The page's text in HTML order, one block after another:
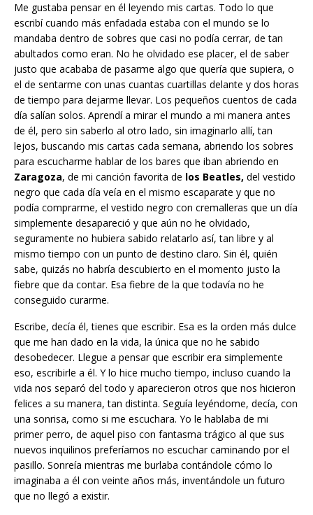
Me gustaba pensar en él leyendo mis cartas. Todo lo que
escribí cuando más enfadada estaba con el mundo se lo
mandaba dentro de sobres que casi no podía cerrar, de tan
abultados como eran. No he olvidado ese placer, el de saber
justo que acababa de pasarme algo que quería que supiera, o
el de sentarme con unas cuantas cuartillas delante y dos horas
de tiempo para dejarme llevar. Los pequeños cuentos de cada
día salían solos. Aprendí a mirar el mundo a mi manera antes
de él, pero sin saberlo al otro lado, sin imaginarlo allí, tan
lejos, buscando mis cartas cada semana, abriendo los sobres
para escucharme hablar de los bares que iban abriendo en
Zaragoza, de mi canción favorita de los Beatles, del vestido
negro que cada día veía en el mismo escaparate y que no
podía comprarme, el vestido negro con cremalleras que un día
simplemente desapareció y que aún no he olvidado,
seguramente no hubiera sabido relatarlo así, tan libre y al
mismo tiempo con un punto de destino claro. Sin él, quién
sabe, quizás no habría descubierto en el momento justo la
fiebre que da contar. Esa fiebre de la que todavía no he
conseguido curarme.
Escribe, decía él, tienes que escribir. Esa es la orden más dulce
que me han dado en la vida, la única que no he sabido
desobedecer. Llegue a pensar que escribir era simplemente
eso, escribirle a él. Y lo hice mucho tiempo, incluso cuando la
vida nos separó del todo y aparecieron otros que nos hicieron
felices a su manera, tan distinta. Seguía leyéndome, decía, con
una sonrisa, como si me escuchara. Yo le hablaba de mi
primer perro, de aquel piso con fantasma trágico al que sus
nuevos inquilinos preferíamos no escuchar caminando por el
pasillo. Sonreía mientras me burlaba contándole cómo lo
imaginaba a él con veinte años más, inventándole un futuro
que no llegó a existir.